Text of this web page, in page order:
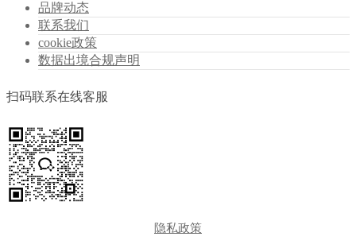
品牌动态
联系我们
cookie政策
数据出境合规声明
扫码联系在线客服
隐私政策